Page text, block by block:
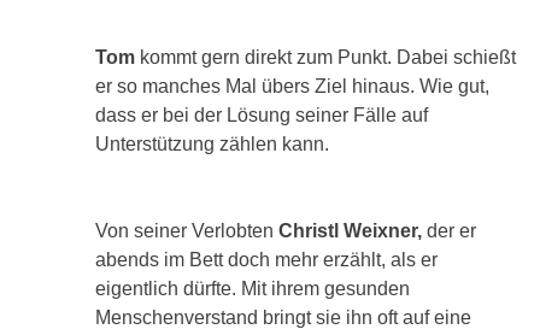
Tom kommt gern direkt zum Punkt. Dabei schießt
er so manches Mal übers Ziel hinaus. Wie gut,
dass er bei der Lösung seiner Fälle auf
Unterstützung zählen kann.
Von seiner VerlobtenChristl Weixner, der er
abends im Bett doch mehr erzählt, als er
eigentlich dürfte. Mit ihrem gesunden
Menschenverstand bringt sie ihn oft auf eine